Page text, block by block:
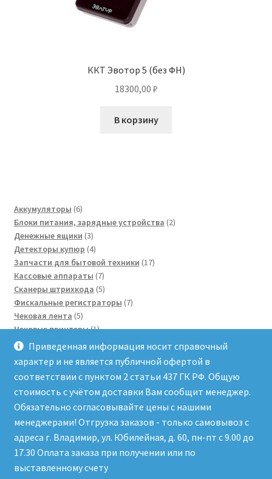
Приведенная информация носит справочный
характер и не является публичной офертой в
соответствии с пунктом 2 статьи 437 ГК РФ. Общую
стоимость с учётом доставки Вам сообщит менеджер.
Обязательно согласовывайте цены с нашими
менеджерами! Отгрузка заказов - только самовывоз с
адреса г. Владимир, ул. Юбилейная, д. 60, пн-пт с 9.00 до
17.30 Оплата заказа при получении или по
выставленному счету
ККТ Эвотор 5 (без ФН)
18300,00 ₽
В корзину
Аккумуляторы 66
товаров
Блоки питания, зарядные устройства 22
Денежные ящики 33
товара
Детекторы купюр 44
товара
Запчасти для бытовой техники 1717
Кассовые аппараты 77
товаров
Сканеры штрихкода 55
товаров
Фискальные регистраторы 77
Чековая лента 55
товаров
Чековые принтеры 11
товар
Электронные весы 3
товара
3
товара
© Сервисный центр "Рост-Сервис" 2026
Политика конфиденциальности
Работает на
Storefront и WooCommerce